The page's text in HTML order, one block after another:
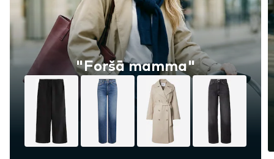
"Foršā mamma"